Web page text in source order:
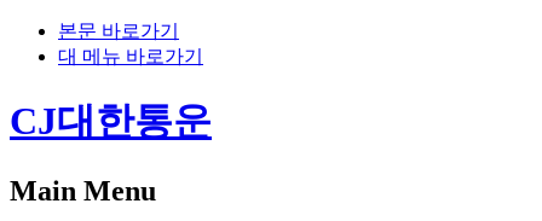
본문 바로가기
대 메뉴 바로가기
CJ대한통운
Main Menu